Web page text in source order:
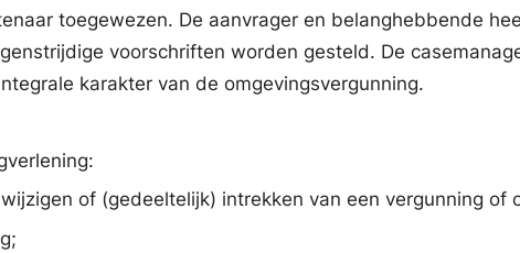
toegewezen. De aanvrager en belanghebbende
voorschriften worden gesteld. De
karakter van de omgevingsvergunning.
of (gedeeltelijk) intrekken van een vergunning of